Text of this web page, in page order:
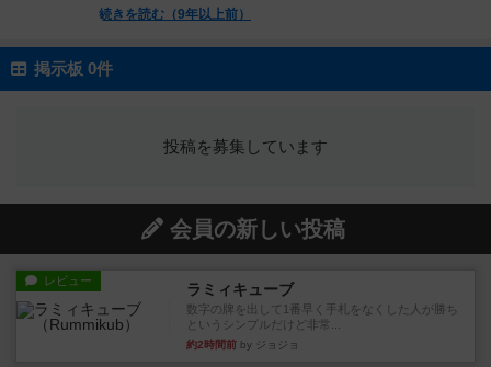
続きを読む（9年以上前）
掲示板 0件
投稿を募集しています
会員の新しい投稿
レビュー ラミィキューブ
数字の牌を出して1番早く手札をなくした人が勝ち
というシンプルだけど非常...
約2時間前 by ジョジョ